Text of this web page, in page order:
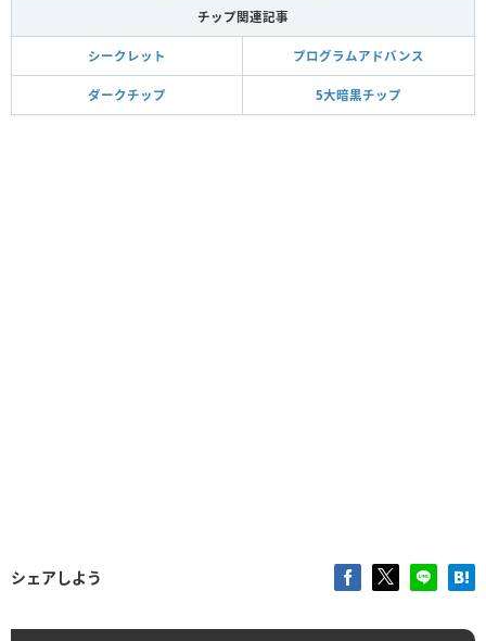
チップ関連記事
シークレット プログラムアドバンス
ダークチップ 5大暗黒チップ
シェアしよう